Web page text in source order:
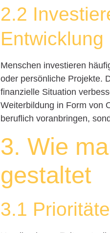
2.2
Entwicklung
Menschen investieren
oder persönliche Projekte.
finanzielle Situation
Weiterbildung in Form von
beruflich voranbringen,
3. Wie
gestaltet
3.1